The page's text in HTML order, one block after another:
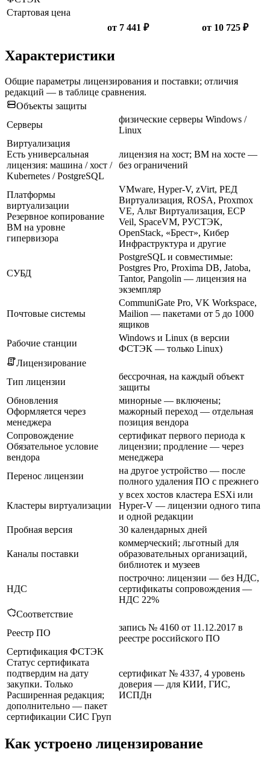
Стартовая цена
от 7 441 ₽
от 10 725 ₽
Характеристики
Общие параметры лицензирования и поставки; отличия
редакций — в таблице сравнения.
Объекты защиты
Серверы
физические серверы Windows /
Linux
Виртуализация
Есть универсальная
лицензия: машина / хост /
Kubernetes / PostgreSQL
лицензия на хост; ВМ на хосте —
без ограничений
Платформы
виртуализации
Резервное копирование
ВМ на уровне
гипервизора
VMware, Hyper-V, zVirt, РЕД
Виртуализация, ROSA, Proxmox
VE, Альт Виртуализация, ECP
Veil, SpaceVM, РУСТЭК,
OpenStack, «Брест», Кибер
Инфраструктура и другие
СУБД
PostgreSQL и совместимые:
Postgres Pro, Proxima DB, Jatoba,
Tantor, Pangolin — лицензия на
экземпляр
Почтовые системы
CommuniGate Pro, VK Workspace,
Mailion — пакетами от 5 до 1000
ящиков
Рабочие станции
Windows и Linux (в версии
ФСТЭК — только Linux)
Лицензирование
Тип лицензии
бессрочная, на каждый объект
защиты
Обновления
Оформляется через
менеджера
минорные — включены;
мажорный переход — отдельная
позиция вендора
Сопровождение
Обязательное условие
вендора
сертификат первого периода к
лицензии; продление — через
менеджера
Перенос лицензии
на другое устройство — после
полного удаления ПО с прежнего
Кластеры виртуализации
у всех хостов кластера ESXi или
Hyper-V — лицензии одного типа
и одной редакции
Пробная версия
30 календарных дней
Каналы поставки
коммерческий; льготный для
образовательных организаций,
библиотек и музеев
НДС
построчно: лицензии — без НДС,
сертификаты сопровождения —
НДС 22%
Соответствие
Реестр ПО
запись № 4160 от 11.12.2017 в
реестре российского ПО
Сертификация ФСТЭК
Статус сертификата
подтвердим на дату
закупки. Только
Расширенная редакция;
дополнительно — пакет
сертификации СИС Груп
сертификат № 4337, 4 уровень
доверия — для КИИ, ГИС,
ИСПДн
Как устроено лицензирование